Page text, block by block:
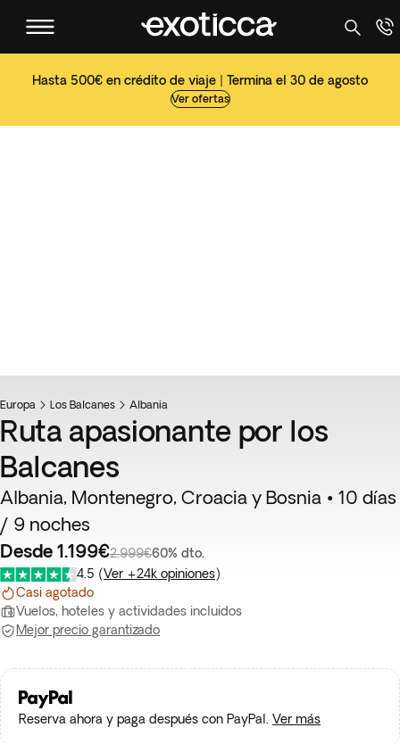
Hasta 500€ en crédito de viaje | Termina el 30 de agosto
Ver ofertas
Oferta flash
Europa Los Balcanes Albania
Ruta apasionante por los
Balcanes
Albania, Montenegro, Croacia y Bosnia • 10 días
/ 9 noches
Desde 1.199€2.999€60% dto.
4.5 (Ver +24k opiniones)
Casi agotado
Vuelos, hoteles y actividades incluidos
Mejor precio garantizado
Reserva ahora y paga después con PayPal. Ver más